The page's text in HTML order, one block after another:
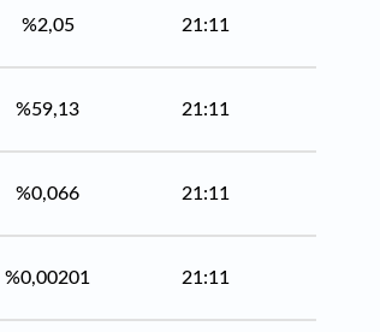
%2,05 21:11
%59,13 21:11
%0,066 21:11
%0,00201 21:11